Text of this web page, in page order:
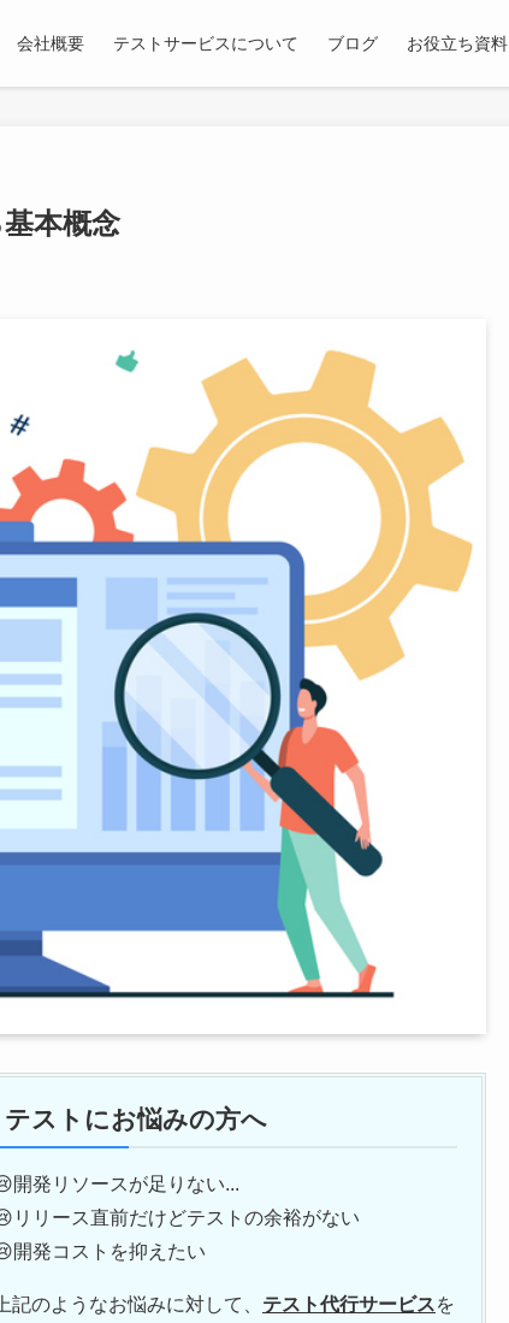
会社概要 テストサービスについて ブログ お役立ち資料
本概念
テストにお悩みの方へ
開発リソースが足りない...
リリース直前だけどテストの余裕がない
開発コストを抑えたい
上記のようなお悩みに対して、 テスト代行サービスを